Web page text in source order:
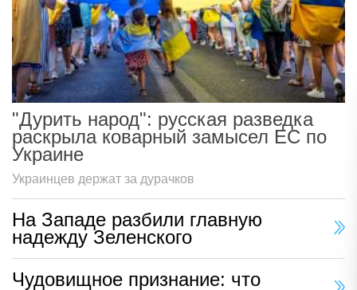
"Дурить народ": русская разведка
раскрыла коварный замысел ЕС по
Украине
Украинцев держат за дурачков
На Западе разбили главную
надежду Зеленского
Чудовищное признание: что